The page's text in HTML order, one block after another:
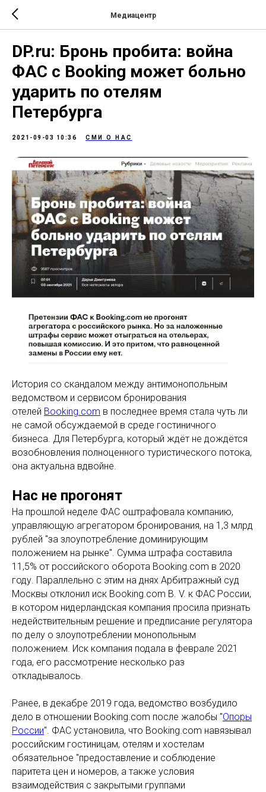
Медиацентр
DP.ru: Бронь пробита: война
ФАС с Booking может больно
ударить по отелям
Петербурга
2021-09-03 10:36 СМИ О НАС
История со скандалом между антимонопольным
ведомством и сервисом бронирования
отелей Booking.com в последнее время стала чуть ли
не самой обсуждаемой в среде гостиничного
бизнеса. Для Петербурга, который ждёт не дождётся
возобновления полноценного туристического потока,
она актуальна вдвойне.
Нас не прогонят
На прошлой неделе ФАС оштрафовала компанию,
управляющую агрегатором бронирования, на 1,3 млрд
рублей "за злоупотребление доминирующим
положением на рынке". Сумма штрафа составила
11,5% от российского оборота Booking.com в 2020
году. Параллельно с этим на днях Арбитражный суд
Москвы отклонил иск Booking.com B. V. к ФАС России,
в котором нидерландская компания просила признать
недействительным решение и предписание регулятора
по делу о злоупотреблении монопольным
положением. Иск компания подала в феврале 2021
года, его рассмотрение несколько раз
откладывалось.
Ранее, в декабре 2019 года, ведомство возбудило
дело в отношении Booking.com после жалобы "Опоры
России". ФАС установила, что Booking.com навязывал
российским гостиницам, отелям и хостелам
обязательное "предоставление и соблюдение
паритета цен и номеров, а также условия
взаимодействия с закрытыми группами